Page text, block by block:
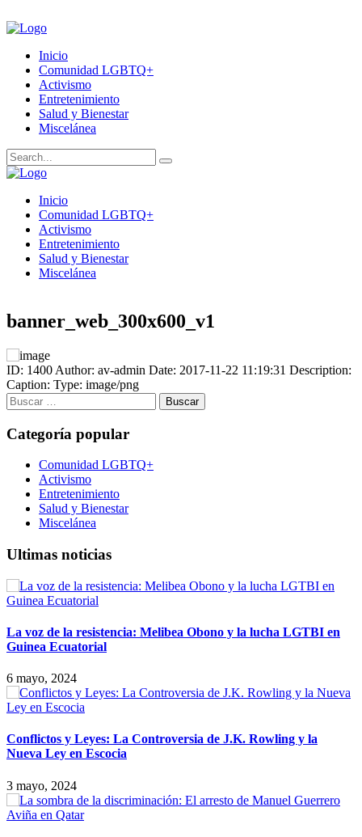
Inicio
Comunidad LGBTQ+
Activismo
Entretenimiento
Salud y Bienestar
Miscelánea
Inicio
Comunidad LGBTQ+
Activismo
Entretenimiento
Salud y Bienestar
Miscelánea
banner_web_300x600_v1
ID: 1400 Author: av-admin Date: 2017-11-22 11:19:31 Description:
Caption: Type: image/png
Buscar:
Categoría popular
Comunidad LGBTQ+
Activismo
Entretenimiento
Salud y Bienestar
Miscelánea
Ultimas noticias
La voz de la resistencia: Melibea Obono y la lucha LGTBI en
Guinea Ecuatorial
6 mayo, 2024
Conflictos y Leyes: La Controversia de J.K. Rowling y la
Nueva Ley en Escocia
3 mayo, 2024